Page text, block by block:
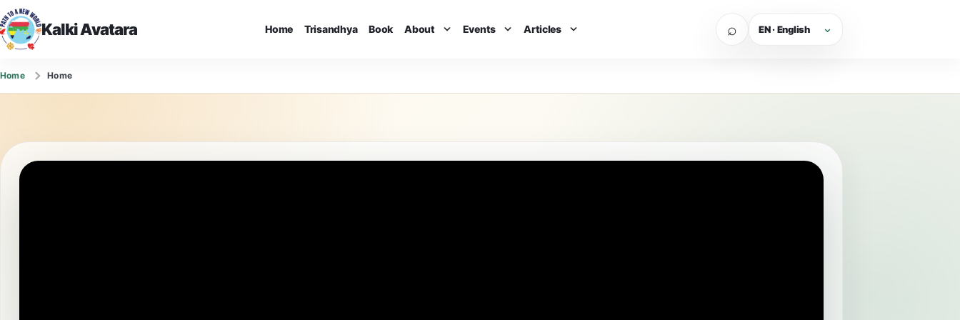
Kalki Avatara Home Trisandhya Book About Events Articles ⌕ EN · English
Home Home